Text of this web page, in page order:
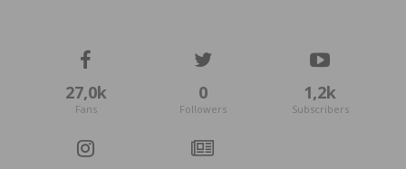
27,0k
Fans
0
Followers
1,2k
Subscribers